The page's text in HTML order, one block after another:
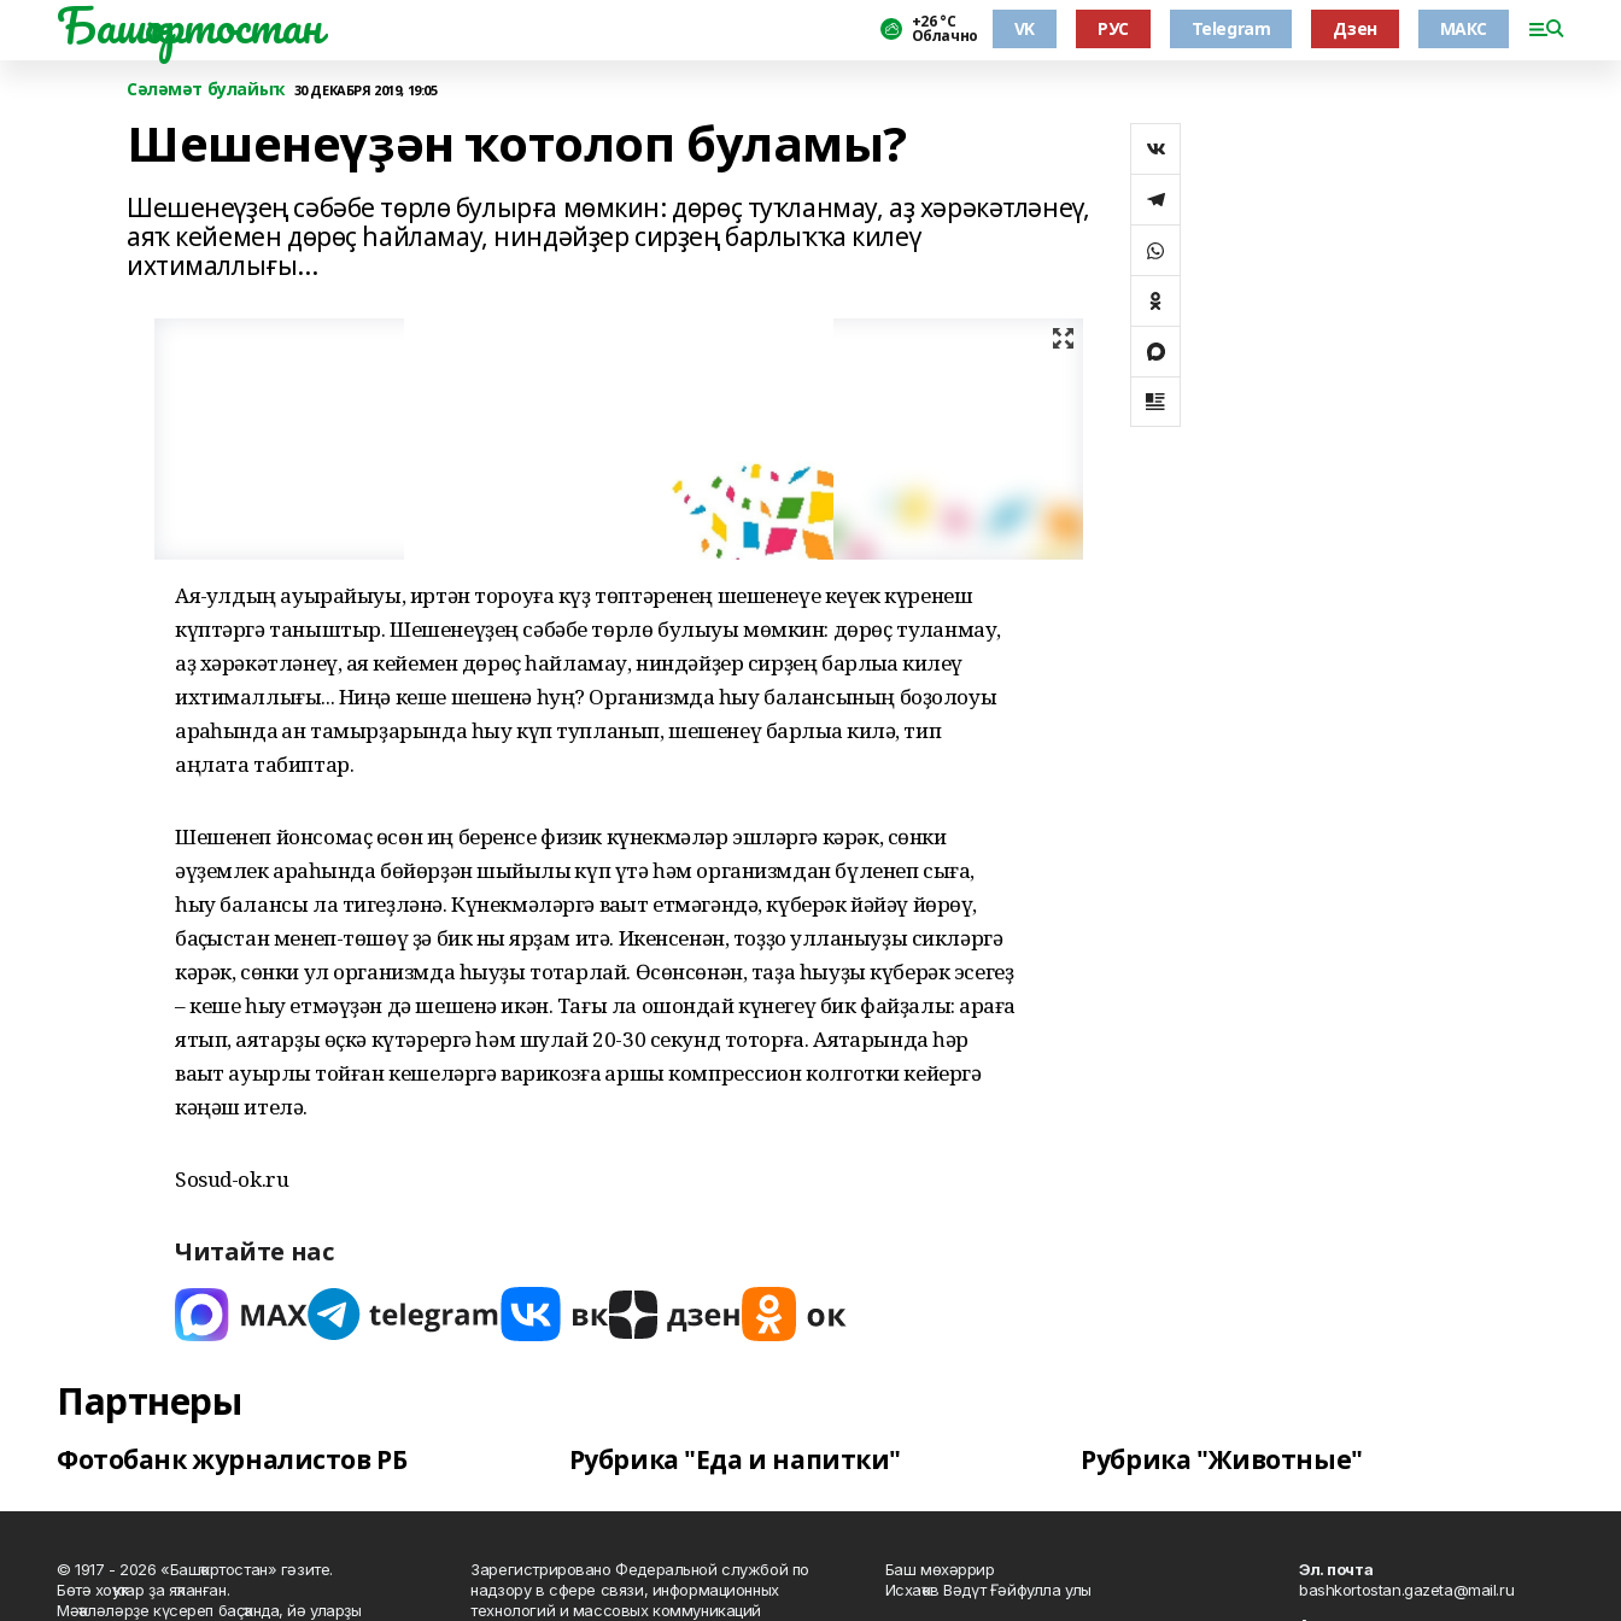
Башҡортостан +26 °С
Облачно VK РУС Telegram Дзен МАКС
Сәләмәт булайыҡ 30 ДЕКАБРЯ 2019, 19:05
Шешенеүҙән ҡотолоп буламы?
Шешенеүҙең сәбәбе төрлө булырға мөмкин: дөрөҫ туҡланмау, аҙ хәрәкәтләнеү,
аяҡ кейемен дөрөҫ һайламау, ниндәйҙер сирҙең барлыҡҡа килеү
ихтималлығы...
Аяҡ-ҡулдың ауырайыуы, иртән тороуға күҙ төптәренең шешенеүе кеүек күренеш
күптәргә таныштыр. Шешенеүҙең сәбәбе төрлө булыуы мөмкин: дөрөҫ туҡланмау,
аҙ хәрәкәтләнеү, аяҡ кейемен дөрөҫ һайламау, ниндәйҙер сирҙең барлыҡҡа килеү
ихтималлығы... Ниңә кеше шешенә һуң? Организмда һыу балансының боҙолоуы
арҡаһында ҡан тамырҙарында һыу күп тупланып, шешенеү барлыҡҡа килә, тип
аңлата табиптар.
Шешенеп йонсомаҫ өсөн иң беренсе физик күнекмәләр эшләргә кәрәк, сөнки
әүҙемлек арҡаһында бөйөрҙән шыйыҡлыҡ күп үтә һәм организмдан бүленеп сыға,
һыу балансы ла тигеҙләнә. Күнекмәләргә ваҡыт етмәгәндә, күберәк йәйәү йөрөү,
баҫҡыстан менеп-төшөү ҙә бик ныҡ ярҙам итә. Икенсенән, тоҙҙо ҡулланыуҙы сикләргә
кәрәк, сөнки ул организмда һыуҙы тотҡарлай. Өсөнсөнән, таҙа һыуҙы күберәк эсегеҙ
– кеше һыу етмәүҙән дә шешенә икән. Тағы ла ошондай күнегеү бик файҙалы: арҡаға
ятып, аяҡтарҙы өҫкә күтәрергә һәм шулай 20-30 секунд тоторға. Аяҡтарында һәр
ваҡыт ауырлыҡ тойған кешеләргә варикозға ҡаршы компрессион колготки кейергә
кәңәш ителә.
Sosud-ok.ru
Читайте нас
Партнеры
Фотобанк журналистов РБ Рубрика "Еда и напитки" Рубрика "Животные"
© 1917 - 2026 «Башҡортостан» гәзите.
Бөтә хоҡуҡтар ҙа яҡланған.
Мәҡәләләрҙе күсереп баҫҡанда, йә уларҙы
Зарегистрировано Федеральной службой по
надзору в сфере связи, информационных
технологий и массовых коммуникаций
Баш мөхәррир
Исхаҡов Вәдүт Ғәйфулла улы
Эл. почта
bashkortostan.gazeta@mail.ru